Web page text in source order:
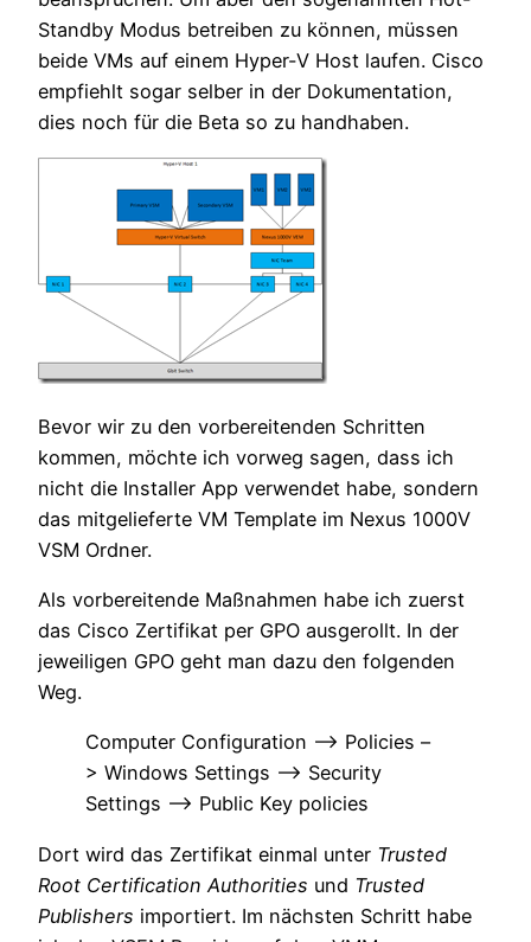
Standby Modus betreiben zu können, müssen
beide VMs auf einem Hyper-V Host laufen. Cisco
empfiehlt sogar selber in der Dokumentation,
dies noch für die Beta so zu handhaben.
Bevor wir zu den vorbereitenden Schritten
kommen, möchte ich vorweg sagen, dass ich
nicht die Installer App verwendet habe, sondern
das mitgelieferte VM Template im Nexus 1000V
VSM Ordner.
Als vorbereitende Maßnahmen habe ich zuerst
das Cisco Zertifikat per GPO ausgerollt. In der
jeweiligen GPO geht man dazu den folgenden
Weg.
Computer Configuration –> Policies –
> Windows Settings –> Security
Settings –> Public Key policies
Dort wird das Zertifikat einmal unter Trusted
Root Certification Authorities und Trusted
Publishers importiert. Im nächsten Schritt habe